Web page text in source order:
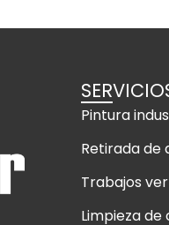
Pintura
Retirada de
Trabajos
Limpieza